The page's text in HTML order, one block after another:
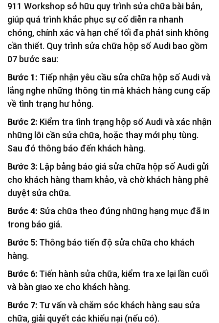
911 Workshop sở hữu quy trình sửa chữa bài bản,
giúp quá trình khắc phục sự cố diễn ra nhanh
chóng, chính xác và hạn chế tối đa phát sinh không
cần thiết. Quy trình sửa chữa hộp số Audi bao gồm
07 bước sau:
Bước 1: Tiếp nhận yêu cầu sửa chữa hộp số Audi và
lắng nghe những thông tin mà khách hàng cung cấp
về tình trạng hư hỏng.
Bước 2: Kiểm tra tình trạng hộp số Audi và xác nhận
những lỗi cần sửa chữa, hoặc thay mới phụ tùng.
Sau đó thông báo đến khách hàng.
Bước 3: Lập bảng báo giá sửa chữa hộp số Audi gửi
cho khách hàng tham khảo, và chờ khách hàng phê
duyệt sửa chữa.
Bước 4: Sửa chữa theo đúng những hạng mục đã in
trong báo giá.
Bước 5: Thông báo tiến độ sửa chữa cho khách
hàng.
Bước 6: Tiến hành sửa chữa, kiểm tra xe lại lần cuối
và bàn giao xe cho khách hàng.
Bước 7: Tư vấn và chăm sóc khách hàng sau sửa
chữa, giải quyết các khiếu nại (nếu có).